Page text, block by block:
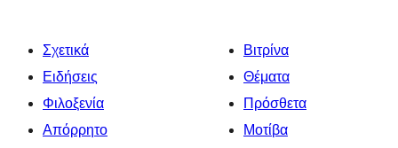
Σχετικά
Ειδήσεις
Φιλοξενία
Απόρρητο
Βιτρίνα
Θέματα
Πρόσθετα
Μοτίβα